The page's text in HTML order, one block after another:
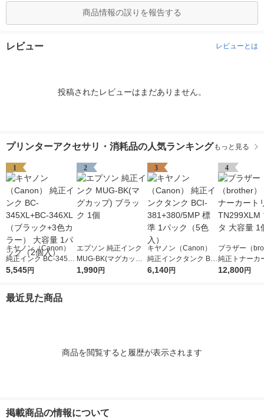
商品情報の誤りを報告する
レビュー レビューとは
投稿されたレビューはまだありません。
プリンターアクセサリ・消耗品の人気ランキング もっと見る
1
キヤノン（Canon）
純正インク BC-345XL
+BC-346XL （ブラッ
5,545円
2
エプソン 純正インク
MUG-BK(マグカップ)
ブラック 1個
1,990円
3
キヤノン（Canon）
純正インクタンク BCI
-381+380/5MP 標準 1
6,140円
4
ブラザー（
純正トナーカ
ジ
12,800円
最近見た商品
商品を閲覧すると履歴が表示されます
掲載商品の情報について